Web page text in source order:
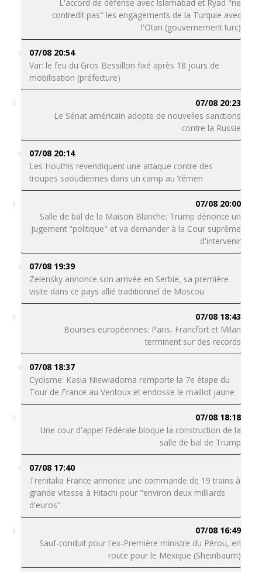
L'accord de défense avec Islamabad et Ryad "ne
contredit pas" les engagements de la Turquie avec
l'Otan (gouvernement turc)
07/08 20:54
Var: le feu du Gros Bessillon fixé après 18 jours de
mobilisation (préfecture)
07/08 20:23
Le Sénat américain adopte de nouvelles sanctions
contre la Russie
07/08 20:14
Les Houthis revendiquent une attaque contre des
troupes saoudiennes dans un camp au Yémen
07/08 20:00
Salle de bal de la Maison Blanche: Trump dénonce un
jugement "politique" et va demander à la Cour suprême
d'intervenir
07/08 19:39
Zelensky annonce son arrivée en Serbie, sa première
visite dans ce pays allié traditionnel de Moscou
07/08 18:43
Bourses européennes: Paris, Francfort et Milan
terminent sur des records
07/08 18:37
Cyclisme: Kasia Niewiadoma remporte la 7e étape du
Tour de France au Ventoux et endosse le maillot jaune
07/08 18:18
Une cour d'appel fédérale bloque la construction de la
salle de bal de Trump
07/08 17:40
Trenitalia France annonce une commande de 19 trains à
grande vitesse à Hitachi pour "environ deux milliards
d'euros"
07/08 16:49
Sauf-conduit pour l'ex-Première ministre du Pérou, en
route pour le Mexique (Sheinbaum)